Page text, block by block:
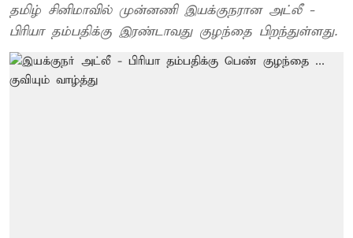
தமிழ் சினிமாவில் முன்னணி இயக்குநரான அட்லீ -
பிரியா தம்பதிக்கு இரண்டாவது குழந்தை பிறந்துள்ளது.